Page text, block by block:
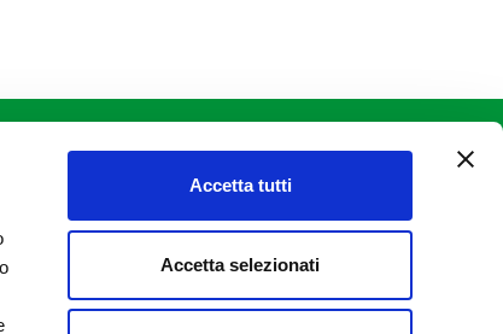
Accetta tutti
Accetta selezionati
Informativa Clienti
Informativa Privacy e Cookie Policy
Videosorveglianza